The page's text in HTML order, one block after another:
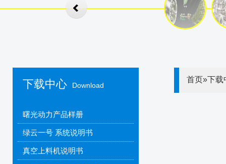
首页»下载
下载中心 Download
曙光动力产品样册
绿云一号 系统说明书
真空上料机说明书